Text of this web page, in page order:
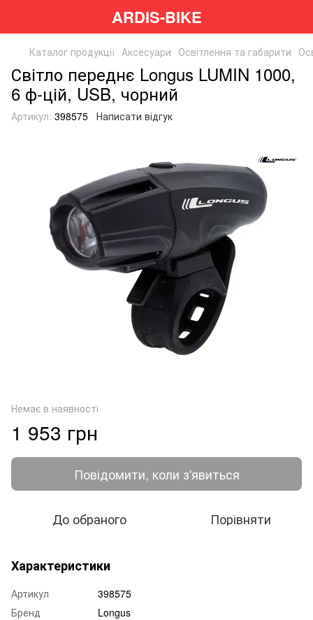
ARDIS-BIKE
Каталог продукції Аксесуари Освітлення та габарити
Світло переднє Longus LUMIN 1000,
6 ф-цій, USB, чорний
Артикул: 398575 Написати відгук
Немає в наявності
1 953 грн
Повідомити, коли з'явиться
До обраного Порівняти
Характеристики
Артикул
398575
Бренд
Longus